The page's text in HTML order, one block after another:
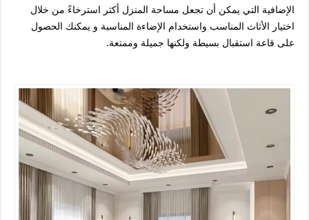
الإضافية التي يمكن أن تجعل مساحة المنزل أكثر استرخاءً من خلال
اختيار الأثاث المناسب واستخدام الإضاءة المناسبة و يمكنك الحصول
على قاعة استقبال بسيطة ولكنها جميلة وممتعة.